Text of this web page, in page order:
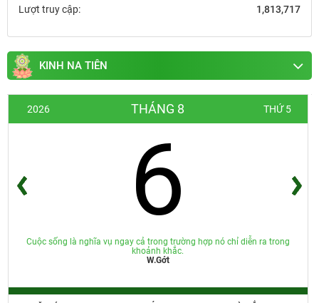
Lượt truy cập:
1,813,717
KINH NA TIÊN
2026 THÁNG 8 THỨ 5
6
Cuộc sống là nghĩa vụ ngay cả trong trường hợp nó chỉ diễn ra trong
khoảnh khắc.
W.Gớt